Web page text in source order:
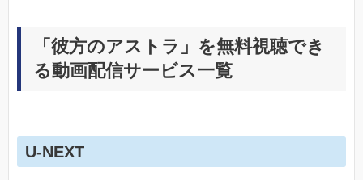
「彼方のアストラ」を無料視聴でき
る動画配信サービス一覧
U-NEXT